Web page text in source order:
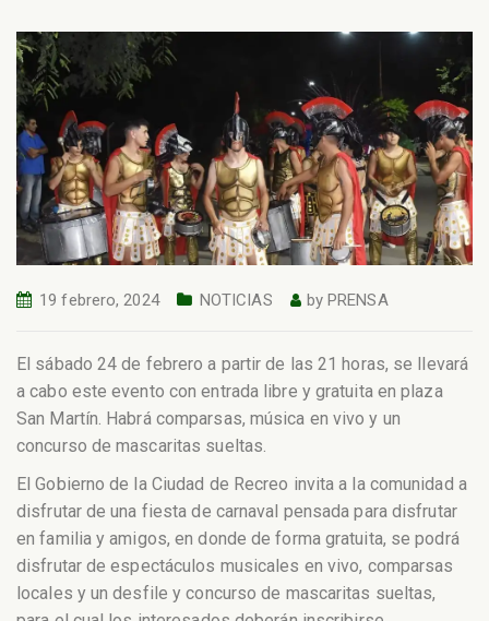
19 febrero, 2024 NOTICIAS byPRENSA
El sábado 24 de febrero a partir de las 21 horas, se llevará
a cabo este evento con entrada libre y gratuita en plaza
San Martín. Habrá comparsas, música en vivo y un
concurso de mascaritas sueltas.
El Gobierno de la Ciudad de Recreo invita a la comunidad a
disfrutar de una fiesta de carnaval pensada para disfrutar
en familia y amigos, en donde de forma gratuita, se podrá
disfrutar de espectáculos musicales en vivo, comparsas
locales y un desfile y concurso de mascaritas sueltas,